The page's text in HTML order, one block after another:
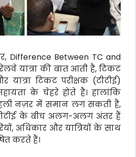
Difference Between TC and
यात्रा की बात आती है, टिकट
टिकट परीक्षक (टीटीई)
के चेहरे होते हैं। हालांकि
नज़र में समान लग सकती हैं,
के बीच अलग-अलग अंतर हैं
अधिकार और यात्रियों के साथ
करते हैं।